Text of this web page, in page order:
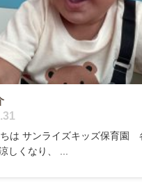
は サンライズキッズ保育園
しくなり、 ...